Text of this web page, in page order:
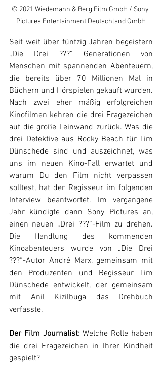
© 2021 Wiedemann & Berg Film GmbH / Sony
Pictures Entertainment Deutschland GmbH
Seit weit über fünfzig Jahren begeistern
„Die Drei ???“ Generationen von
Menschen mit spannenden Abenteuern,
die bereits über 70 Millionen Mal in
Büchern und Hörspielen gekauft wurden.
Nach zwei eher mäßig erfolgreichen
Kinofilmen kehren die drei Fragezeichen
auf die große Leinwand zurück. Was die
drei Detektive aus Rocky Beach für Tim
Dünschede sind und auszeichnet, was
uns im neuen Kino-Fall erwartet und
warum Du den Film nicht verpassen
solltest, hat der Regisseur im folgenden
Interview beantwortet. Im vergangene
Jahr kündigte dann Sony Pictures an,
einen neuen „Drei ???“-Film zu drehen.
Die Handlung des kommenden
Kinoabenteuers wurde von „Die Drei
???“-Autor André Marx, gemeinsam mit
den Produzenten und Regisseur Tim
Dünschede entwickelt, der gemeinsam
mit Anil Kizilbuga das Drehbuch
verfasste.
Der Film Journalist: Welche Rolle haben
die drei Fragezeichen in Ihrer Kindheit
gespielt?